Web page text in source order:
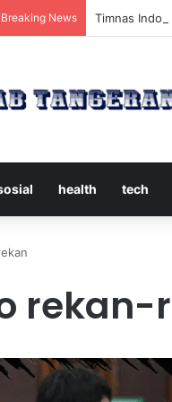
Breaking News Timnas
health tech
rekan-